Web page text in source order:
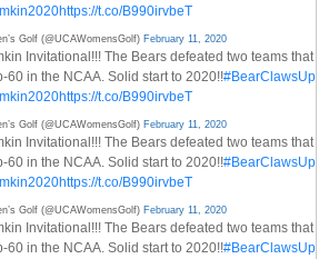
https://t.co/B990irvbeT
Golf (@UCAWomensGolf) February 11, 2020
Invitational!!! The Bears defeated two teams that
60 in the NCAA. Solid start to 2020!!#BearClawsUp
https://t.co/B990irvbeT
Golf (@UCAWomensGolf) February 11, 2020
Invitational!!! The Bears defeated two teams that
60 in the NCAA. Solid start to 2020!!#BearClawsUp
https://t.co/B990irvbeT
Golf (@UCAWomensGolf) February 11, 2020
Invitational!!! The Bears defeated two teams that
60 in the NCAA. Solid start to 2020!!#BearClawsUp